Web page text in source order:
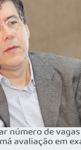
número de
avaliação em